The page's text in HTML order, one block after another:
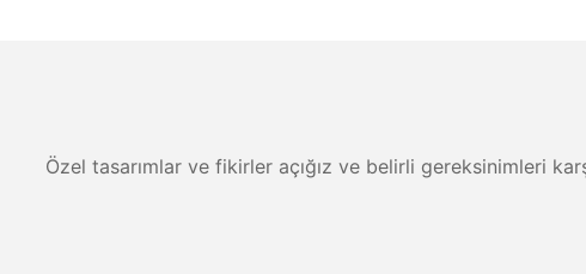
Özel tasarımlar ve fikirler açığız ve belirli gereksinimleri